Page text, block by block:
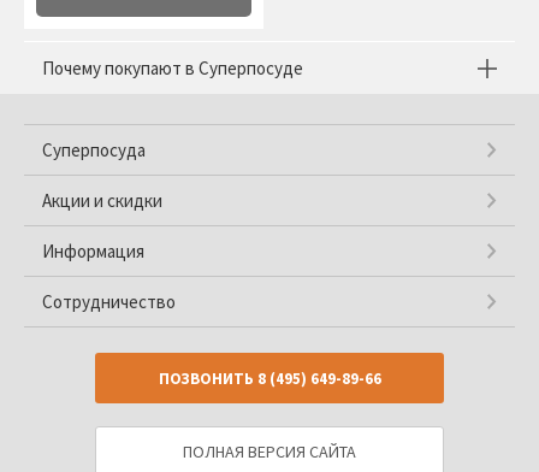
Почему покупают в Суперпосуде
Суперпосуда
Акции и скидки
Информация
Сотрудничество
ПОЗВОНИТЬ 8 (495) 649-89-66
ПОЛНАЯ ВЕРСИЯ САЙТА